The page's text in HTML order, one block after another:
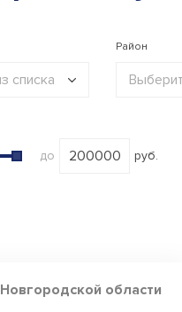
списка
Район
до руб.
области